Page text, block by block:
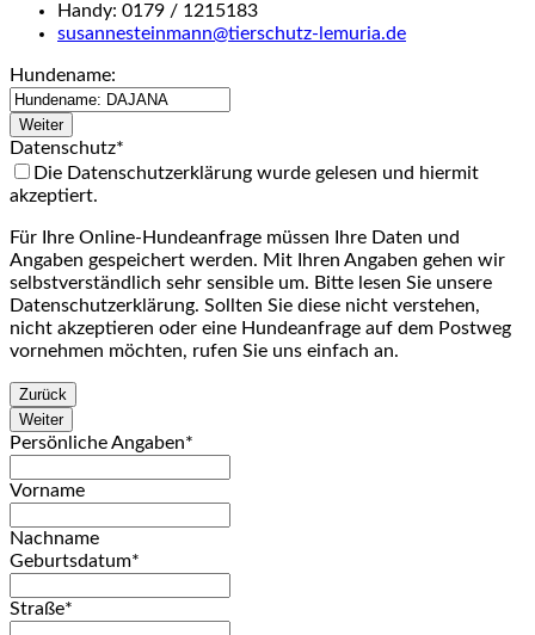
Handy: 0179 / 1215183
susannesteinmann@tierschutz-lemuria.de
Hundename:
Weiter
Datenschutz*
Die Datenschutzerklärung wurde gelesen und hiermit
akzeptiert.
Für Ihre Online-Hundeanfrage müssen Ihre Daten und
Angaben gespeichert werden. Mit Ihren Angaben gehen wir
selbstverständlich sehr sensible um. Bitte lesen Sie unsere
Datenschutzerklärung. Sollten Sie diese nicht verstehen,
nicht akzeptieren oder eine Hundeanfrage auf dem Postweg
vornehmen möchten, rufen Sie uns einfach an.
Zurück
Weiter
Persönliche Angaben*
Vorname
Nachname
Geburtsdatum*
Straße*